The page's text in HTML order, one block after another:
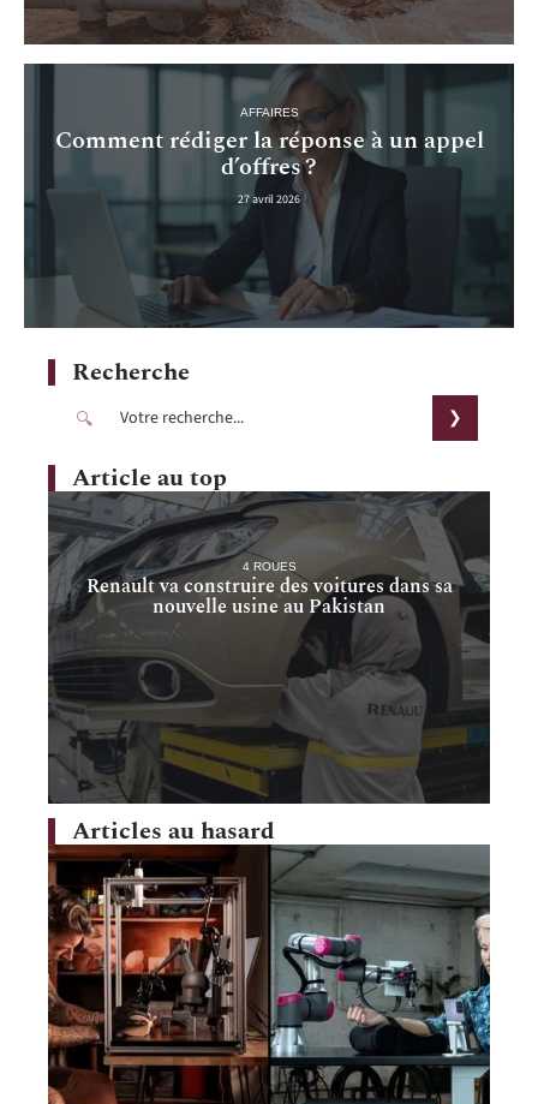
AFFAIRES
Comment rédiger la réponse à un appel
d’offres ?
27 avril 2026
Recherche
Article au top
4 ROUES
Renault va construire des voitures dans sa
nouvelle usine au Pakistan
Articles au hasard